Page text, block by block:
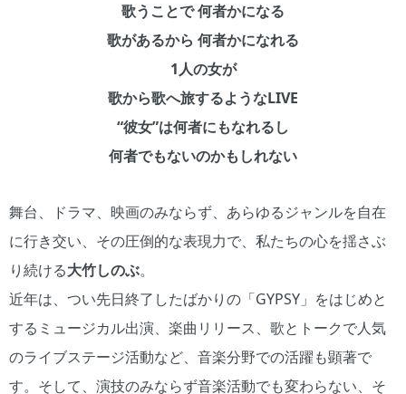
歌うことで 何者かになる
歌があるから 何者かになれる
1人の女が
歌から歌へ旅するようなLIVE
“彼女”は何者にもなれるし
何者でもないのかもしれない
舞台、ドラマ、映画のみならず、あらゆるジャンルを自在
に行き交い、その圧倒的な表現力で、私たちの心を揺さぶ
り続ける大竹しのぶ。
近年は、つい先日終了したばかりの「GYPSY」をはじめと
するミュージカル出演、楽曲リリース、歌とトークで人気
のライブステージ活動など、音楽分野での活躍も顕著で
す。そして、演技のみならず音楽活動でも変わらない、そ